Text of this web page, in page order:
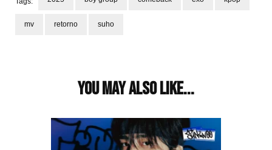
mv retorno suho
You may also like...